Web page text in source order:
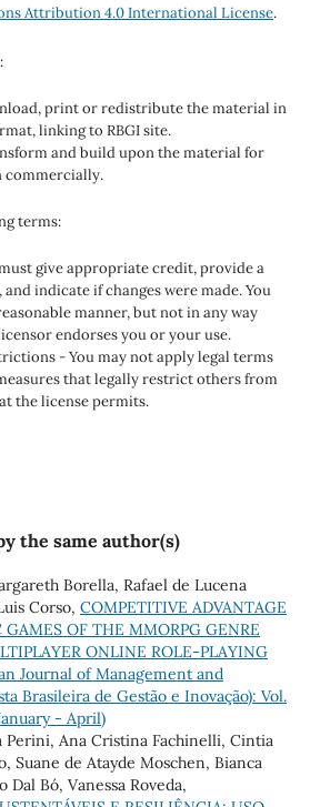
Attribution 4.0 International License.
print or redistribute the material in
linking to RBGI site.
and build upon the material for
commercially.
terms:
give appropriate credit, provide a
indicate if changes were made. You
manner, but not in any way
endorses you or your use.
- You may not apply legal terms
that legally restrict others from
the license permits.
the same author(s)
Borella, Rafael de Lucena
Corso, COMPETITIVE ADVANTAGE
OF THE MMORPG GENRE
ONLINE ROLE-PLAYING
Journal of Management and
Brasileira de Gestão e Inovação): Vol.
- April)
Perini, Ana Cristina Fachinelli, Cintia
Suane de Atayde Moschen, Bianca
Bó, Vanessa Roveda,